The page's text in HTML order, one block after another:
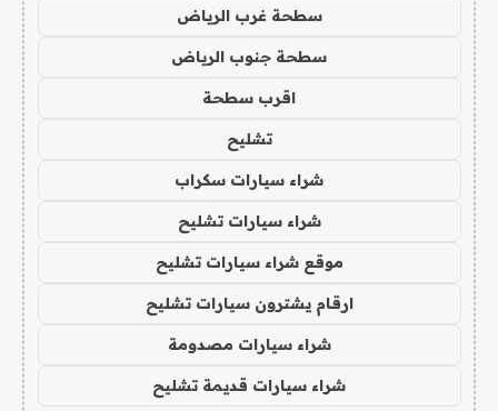
سطحة غرب الرياض
سطحة جنوب الرياض
اقرب سطحة
تشليح
شراء سيارات سكراب
شراء سيارات تشليح
موقع شراء سيارات تشليح
ارقام يشترون سيارات تشليح
شراء سيارات مصدومة
شراء سيارات قديمة تشليح